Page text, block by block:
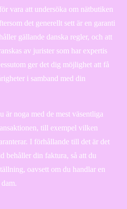
vara att undersöka om nätbutiken
det generellt sett är en garanti
gällande danska regler, och att
av jurister som har expertis
ger det dig möjlighet att få
i samband med din
är noga med de mest väsentliga
till exempel vilken
I förhållande till det är det
behåller din faktura, så att du
oavsett om du handlar en